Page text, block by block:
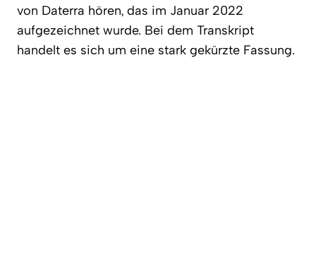
von Daterra hören, das im Januar 2022
aufgezeichnet wurde. Bei dem Transkript
handelt es sich um eine stark gekürzte Fassung.